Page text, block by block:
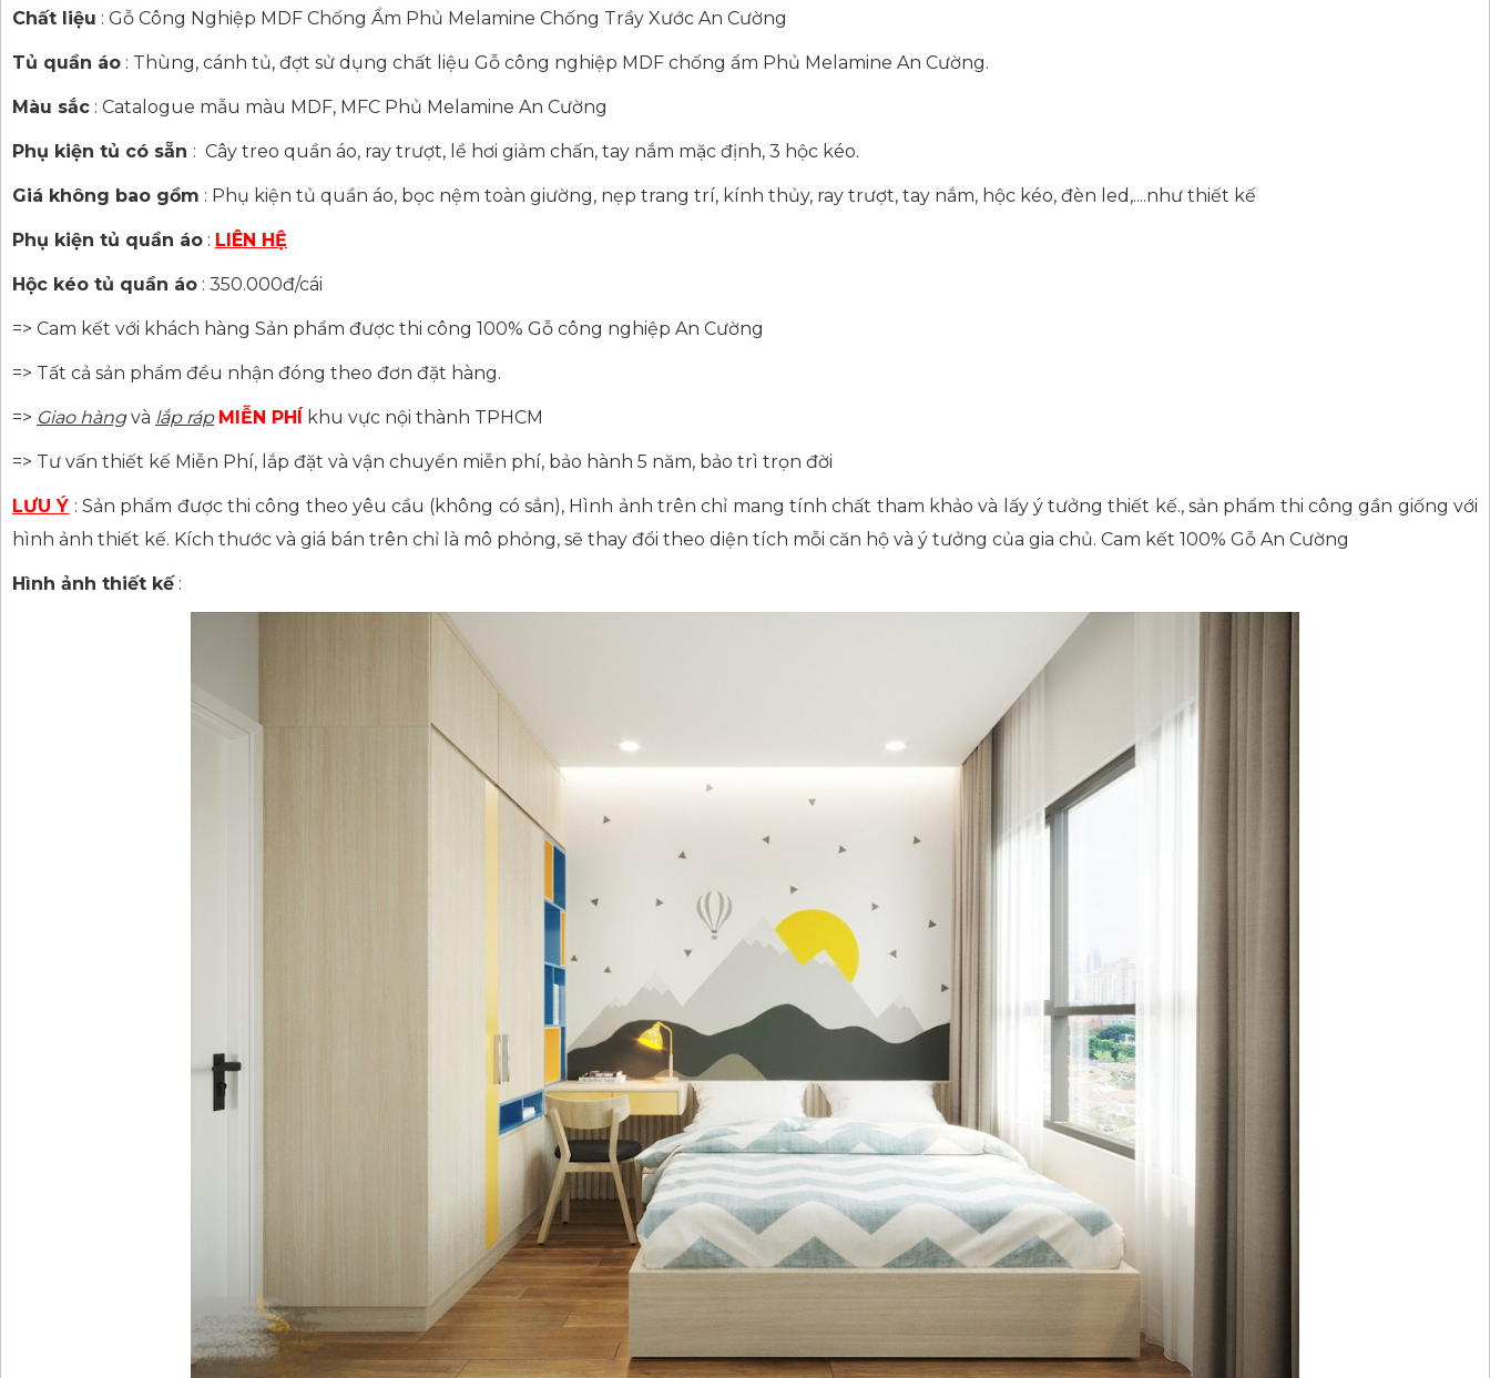
Chất liệu : Gỗ Công Nghiệp MDF Chống Ẩm Phủ Melamine Chống Trầy Xước An Cường
Tủ quần áo : Thùng, cánh tủ, đợt sử dụng chất liệu Gỗ công nghiệp MDF chống ẩm Phủ Melamine An Cường.
Màu sắc : Catalogue mẫu màu MDF, MFC Phủ Melamine An Cường
Phụ kiện tủ có sẵn : Cây treo quần áo, ray trượt, lề hơi giảm chấn, tay nắm mặc định, 3 hộc kéo.
Giá không bao gồm : Phụ kiện tủ quần áo, bọc nệm toàn giường, nẹp trang trí, kính thủy, ray trượt, tay nắm, hộc kéo, đèn led,....như thiết kế
Phụ kiện tủ quần áo : LIÊN HỆ
Hộc kéo tủ quần áo : 350.000đ/cái
=> Cam kết với khách hàng Sản phẩm được thi công 100% Gỗ công nghiệp An Cường
=> Tất cả sản phẩm đều nhận đóng theo đơn đặt hàng.
=> Giao hàngvà lắp ráp MIỄN PHÍ khu vực nội thành TPHCM
=> Tư vấn thiết kế Miễn Phí, lắp đặt và vận chuyển miễn phí, bảo hành 5 năm, bảo trì trọn đời
LƯU Ý : Sản phẩm được thi công theo yêu cầu (không có sẳn), Hình ảnh trên chỉ mang tính chất tham khảo và lấy ý tưởng thiết kế., sản phẩm thi công gần giống với
hình ảnh thiết kế. Kích thước và giá bán trên chỉ là mô phỏng, sẽ thay đổi theo diện tích mỗi căn hộ và ý tưởng của gia chủ. Cam kết 100% Gỗ An Cường
Hình ảnh thiết kế: